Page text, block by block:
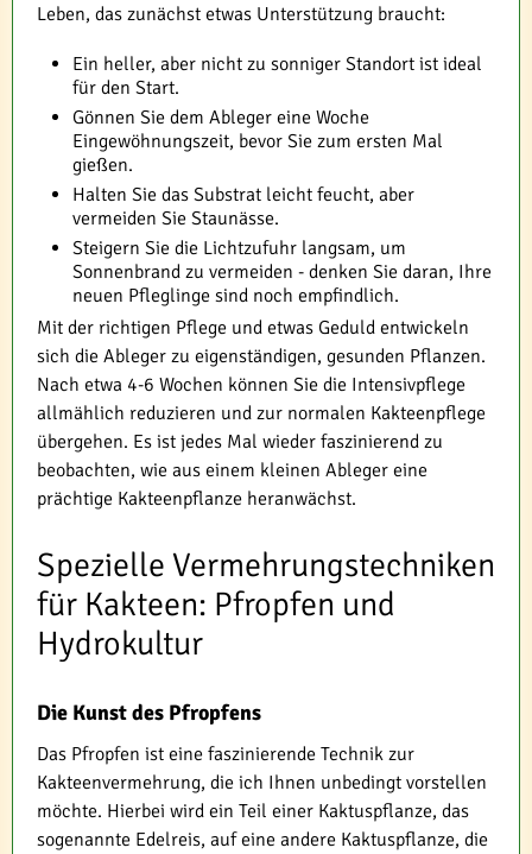
Leben, das zunächst etwas Unterstützung braucht:
Ein heller, aber nicht zu sonniger Standort ist ideal
für den Start.
Gönnen Sie dem Ableger eine Woche
Eingewöhnungszeit, bevor Sie zum ersten Mal
gießen.
Halten Sie das Substrat leicht feucht, aber
vermeiden Sie Staunässe.
Steigern Sie die Lichtzufuhr langsam, um
Sonnenbrand zu vermeiden - denken Sie daran, Ihre
neuen Pfleglinge sind noch empfindlich.
Mit der richtigen Pflege und etwas Geduld entwickeln
sich die Ableger zu eigenständigen, gesunden Pflanzen.
Nach etwa 4-6 Wochen können Sie die Intensivpflege
allmählich reduzieren und zur normalen Kakteenpflege
übergehen. Es ist jedes Mal wieder faszinierend zu
beobachten, wie aus einem kleinen Ableger eine
prächtige Kakteenpflanze heranwächst.
Spezielle Vermehrungstechniken
für Kakteen: Pfropfen und
Hydrokultur
Die Kunst des Pfropfens
Das Pfropfen ist eine faszinierende Technik zur
Kakteenvermehrung, die ich Ihnen unbedingt vorstellen
möchte. Hierbei wird ein Teil einer Kaktuspflanze, das
sogenannte Edelreis, auf eine andere Kaktuspflanze, die